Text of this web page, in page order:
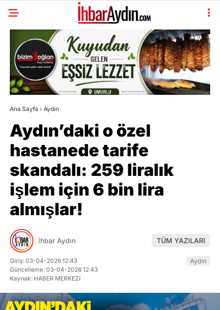
Ana Sayfa › Aydın
Aydın’daki o özel
hastanede tarife
skandalı: 259 liralık
işlem için 6 bin lira
almışlar!
İhbar Aydın TÜM YAZILARI
Giriş: 03-04-2026 12:43
Güncelleme: 03-04-2026 12:43
Kaynak: HABER MERKEZI
Aydın